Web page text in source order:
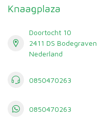
Knaagplaza
Doortocht 10
2411 DS Bodegraven
Nederland
0850470263
0850470263